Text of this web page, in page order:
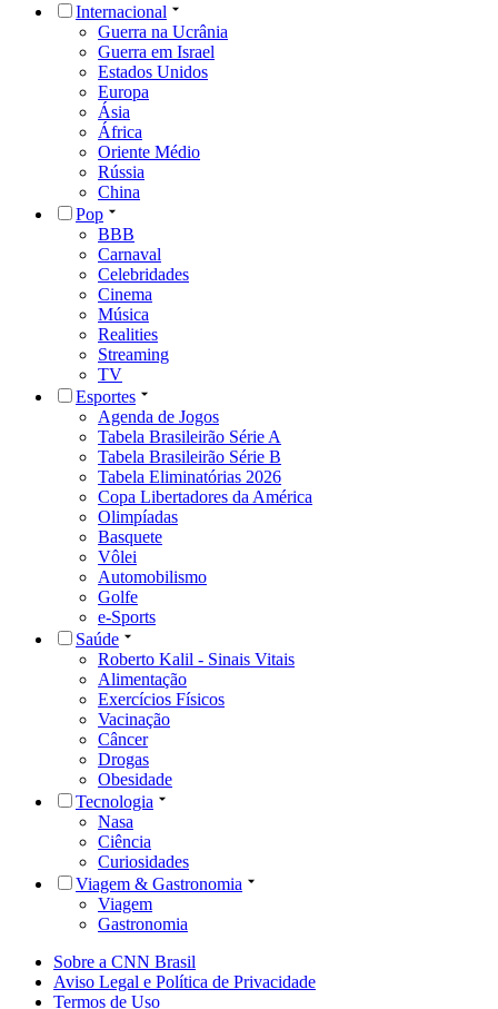
Internacional
Guerra na Ucrânia
Guerra em Israel
Estados Unidos
Europa
Ásia
África
Oriente Médio
Rússia
China
Pop
BBB
Carnaval
Celebridades
Cinema
Música
Realities
Streaming
TV
Esportes
Agenda de Jogos
Tabela Brasileirão Série A
Tabela Brasileirão Série B
Tabela Eliminatórias 2026
Copa Libertadores da América
Olimpíadas
Basquete
Vôlei
Automobilismo
Golfe
e-Sports
Saúde
Roberto Kalil - Sinais Vitais
Alimentação
Exercícios Físicos
Vacinação
Câncer
Drogas
Obesidade
Tecnologia
Nasa
Ciência
Curiosidades
Viagem & Gastronomia
Viagem
Gastronomia
Sobre a CNN Brasil
Aviso Legal e Política de Privacidade
Termos de Uso